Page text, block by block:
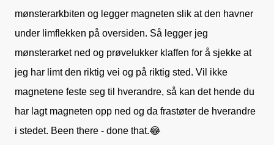
mønsterarkbiten og legger magneten slik at den havner
under limflekken på oversiden. Så legger jeg
mønsterarket ned og prøvelukker klaffen for å sjekke at
jeg har limt den riktig vei og på riktig sted. Vil ikke
magnetene feste seg til hverandre, så kan det hende du
har lagt magneten opp ned og da frastøter de hverandre
i stedet. Been there - done that.😂